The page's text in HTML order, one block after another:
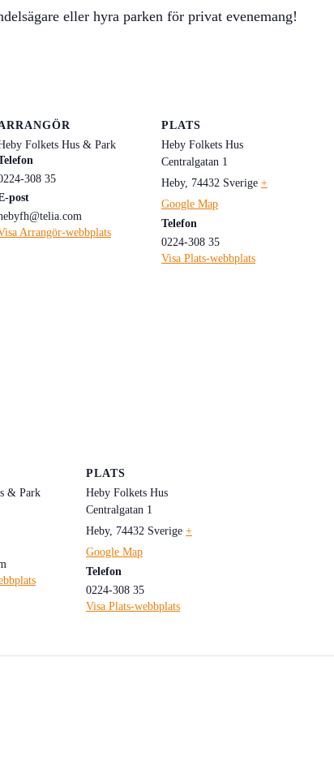
eller hyra parken för privat evenemang!
Folkets Hus & Park
308 35
post
Arrangör-webbplats
PLATS
Heby Folkets Hus
Centralgatan 1
Heby, 74432 Sverige +
Google Map
Telefon
0224-308 35
Visa Plats-webbplats
& Park
PLATS
Heby Folkets Hus
Centralgatan 1
Heby, 74432 Sverige +
Google Map
Telefon
0224-308 35
Visa Plats-webbplats